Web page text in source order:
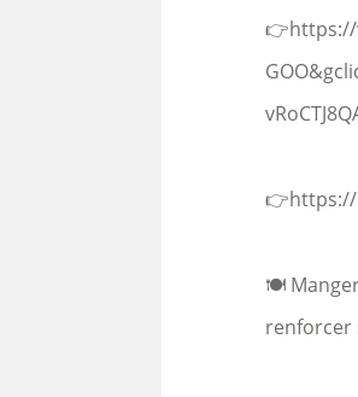
👉https://
👉https://
🍽️
renforcer